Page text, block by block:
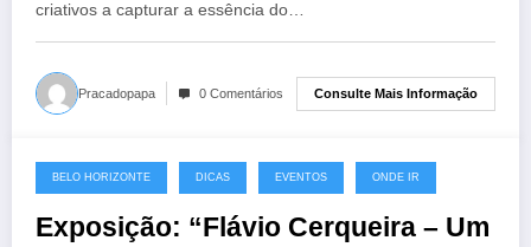
criativos a capturar a essência do…
Pracadopapa 0 Comentários Consulte Mais Informação
21 de março de 2025
BELO HORIZONTE DICAS EVENTOS ONDE IR
Exposição: “Flávio Cerqueira – Um